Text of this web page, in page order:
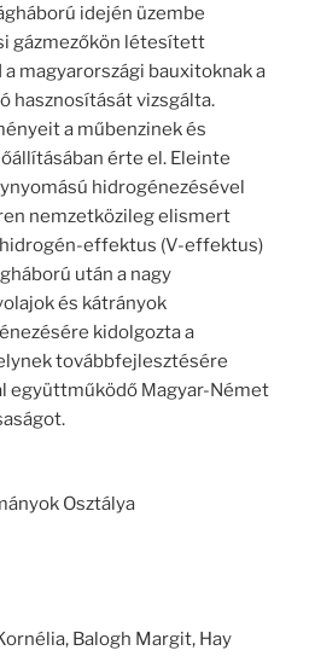
idején üzembe
gázmezőkön létesített
magyarországi bauxitoknak a
hasznosítását vizsgálta.
a műbenzinek és
érte el. Eleinte
hidrogénezésével
nemzetközileg elismert
effektus (V-effektus)
után a nagy
és kátrányok
kidolgozta a
továbbfejlesztésére
együttműködő Мagyar-Német
Osztálya
Balogh Margit, Hay